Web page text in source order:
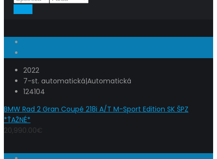
2022
7-st. automatická|Automatická
124104
BMW Rad 2 Gran Coupé 218i A/T M-Sport Edition SK ŠPZ
*ŤAŽNÉ*
20,990.00€